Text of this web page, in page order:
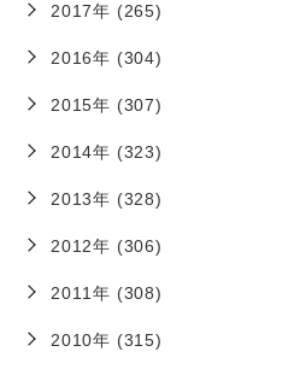
2017年 (265)
2016年 (304)
2015年 (307)
2014年 (323)
2013年 (328)
2012年 (306)
2011年 (308)
2010年 (315)